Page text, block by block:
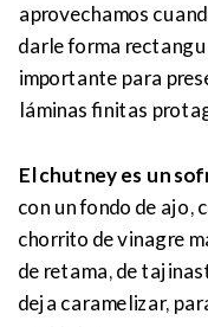
aprovechamos
darle forma
importante para
láminas finitas
El chutney es un
con un fondo de ajo,
chorrito de vinagre
de retama, de
deja caramelizar,